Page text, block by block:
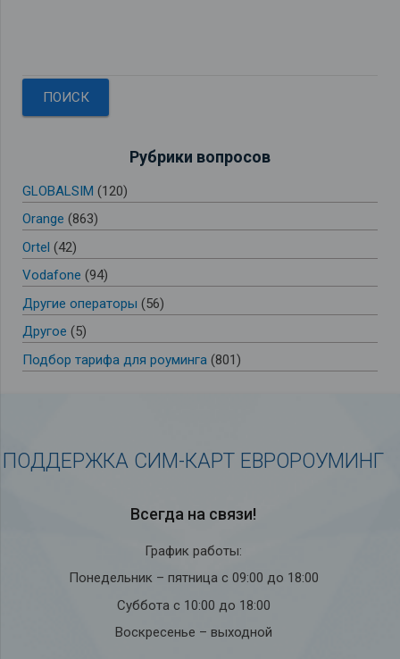
Рубрики вопросов
GLOBALSIM (120)
Orange (863)
Ortel (42)
Vodafone (94)
Другие операторы (56)
Другое (5)
Подбор тарифа для роуминга (801)
ПОДДЕРЖКА СИМ-КАРТ ЕВРОРОУМИНГ
Всегда на связи!
График работы:
Понедельник – пятница с 09:00 до 18:00
Суббота с 10:00 до 18:00
Воскресенье – выходной